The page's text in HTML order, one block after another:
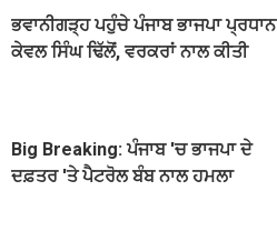
ਭਵਾਨੀਗੜ੍ਹ ਪਹੁੰਚੇ ਪੰਜਾਬ ਭਾਜਪਾ ਪ੍ਰਧਾਨ
ਕੇਵਲ ਸਿੰਘ ਢਿੱਲੋਂ, ਵਰਕਰਾਂ ਨਾਲ ਕੀਤੀ
Big Breaking: ਪੰਜਾਬ 'ਚ ਭਾਜਪਾ ਦੇ
ਦਫ਼ਤਰ 'ਤੇ ਪੈਟਰੋਲ ਬੰਬ ਨਾਲ ਹਮਲਾ